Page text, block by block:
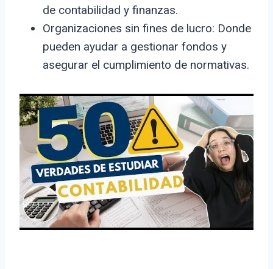
de contabilidad y finanzas.
Organizaciones sin fines de lucro: Donde
pueden ayudar a gestionar fondos y
asegurar el cumplimiento de normativas.